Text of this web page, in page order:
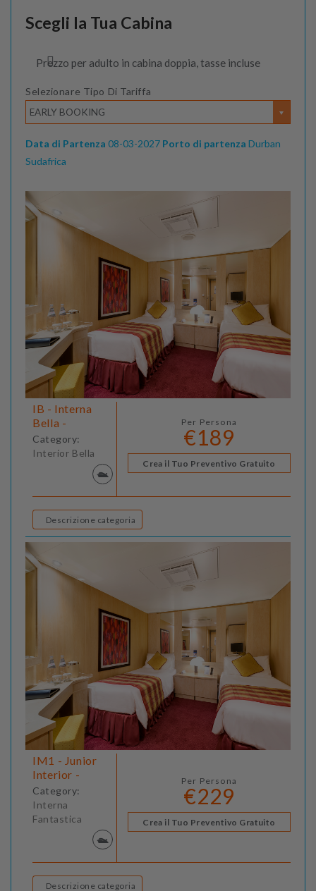
Scegli la Tua Cabina
Prezzo per adulto in cabina doppia, tasse incluse
Selezionare Tipo Di Tariffa
EARLY BOOKING
Data di Partenza 08-03-2027 Porto di partenza Durban
Sudafrica
IB - Interna
Bella -
Category:
Interior Bella
Per Persona
€189
Crea il Tuo Preventivo Gratuito
Descrizione categoria
IM1 - Junior
Interior -
Category:
Interna
Fantastica
Per Persona
€229
Crea il Tuo Preventivo Gratuito
Descrizione categoria